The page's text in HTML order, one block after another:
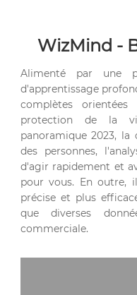
WizMind -
Alimenté par une
d'apprentissage
complètes
protection de la
panoramique 2023,
des personnes,
d'agir rapidement et
pour vous. En outre,
précise et plus
que diverses
commerciale.